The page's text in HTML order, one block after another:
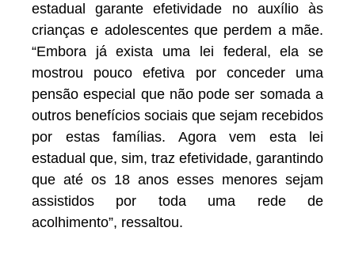
estadual garante efetividade no auxílio às
crianças e adolescentes que perdem a mãe.
“Embora já exista uma lei federal, ela se
mostrou pouco efetiva por conceder uma
pensão especial que não pode ser somada a
outros benefícios sociais que sejam recebidos
por estas famílias. Agora vem esta lei
estadual que, sim, traz efetividade, garantindo
que até os 18 anos esses menores sejam
assistidos por toda uma rede de
acolhimento”, ressaltou.